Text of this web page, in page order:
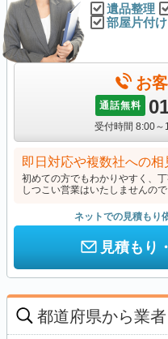
遺品整理
部屋片付け
お
通話無料
受付時間 8:00～
即日対応や複数社への
初めての方でもわかりやすく、
しつこい営業はいたしませんので
ネットでの見積もり
見積もり
都道府県から業